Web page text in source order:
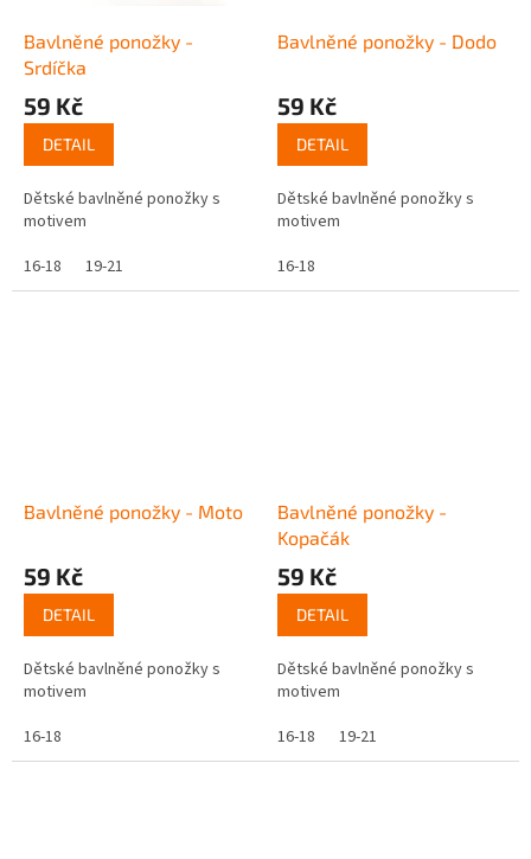
Bavlněné ponožky -
Srdíčka
59 Kč
DETAIL
Dětské bavlněné ponožky s
motivem
16-18
19-21
Bavlněné ponožky - Dodo
59 Kč
DETAIL
Dětské bavlněné ponožky s
motivem
16-18
Bavlněné ponožky - Moto
59 Kč
DETAIL
Dětské bavlněné ponožky s
motivem
16-18
Bavlněné ponožky -
Kopačák
59 Kč
DETAIL
Dětské bavlněné ponožky s
motivem
16-18
19-21